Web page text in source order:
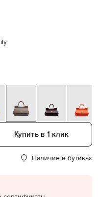
Купить в 1 клик
Наличие в бутиках